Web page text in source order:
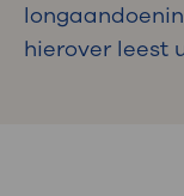
hierover leest